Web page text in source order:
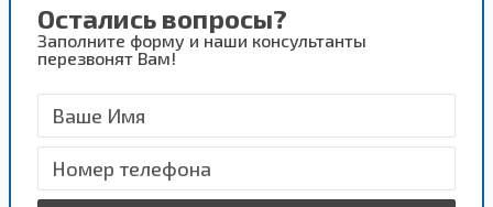
Остались вопросы?
Заполните форму и наши консультанты
перезвонят Вам!